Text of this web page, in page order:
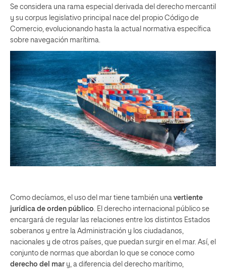
Se considera una rama especial derivada del derecho mercantil
y su corpus legislativo principal nace del propio Código de
Comercio, evolucionando hasta la actual normativa específica
sobre navegación marítima.
Como decíamos, el uso del mar tiene también una vertiente
jurídica de orden público. El derecho internacional público se
encargará de regular las relaciones entre los distintos Estados
soberanos y entre la Administración y los ciudadanos,
nacionales y de otros países, que puedan surgir en el mar. Así, el
conjunto de normas que abordan lo que se conoce como
derecho del mar y, a diferencia del derecho marítimo,